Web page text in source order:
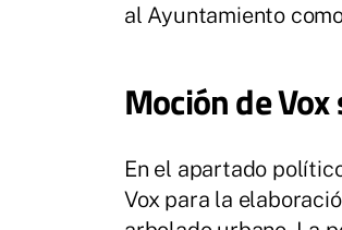
al Ayuntamiento
Moción de
En el apartado
Vox para la